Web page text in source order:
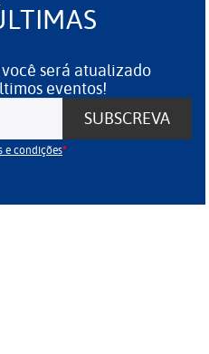
será atualizado
eventos!
SUBSCREVA
e condições